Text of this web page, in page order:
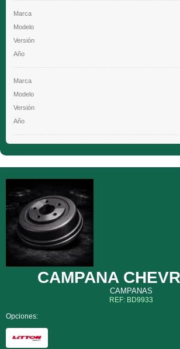
CAMPANA
CAMPANAS
REF: BD9933
Opciones: